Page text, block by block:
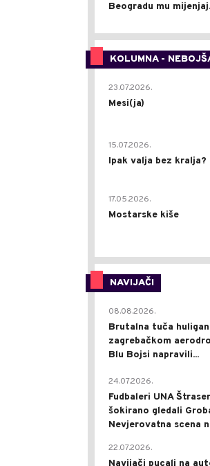
Beogradu mu
KOLUMNA -
23.07.2026.
Mesi(ja)
15.07.2026.
Ipak valja bez kralja?
17.05.2026.
Mostarske kiše
NAVIJAČI
08.08.2026.
Brutalna tuča
zagrebačkom
Blu Bojsi napravili...
24.07.2026.
Fudbaleri UNA
šokirano gledali
Nevjerovatna scena
22.07.2026.
Navijači pucali na